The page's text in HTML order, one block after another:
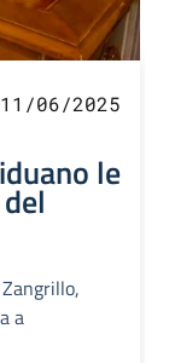
11/06/2025
le
a